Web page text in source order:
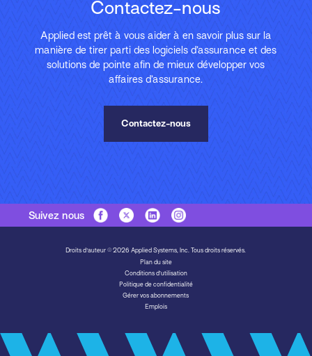
Contactez-nous
Applied est prêt à vous aider à en savoir plus sur la
manière de tirer parti des logiciels d’assurance et des
solutions de pointe afin de mieux développer vos
affaires d’assurance.
Contactez-nous
Suivez nous
Droits d'auteur © 2026 Applied Systems, Inc. Tous droits réservés.
Plan du site
Conditions d’utilisation
Politique de confidentialité
Gérer vos abonnements
Emplois